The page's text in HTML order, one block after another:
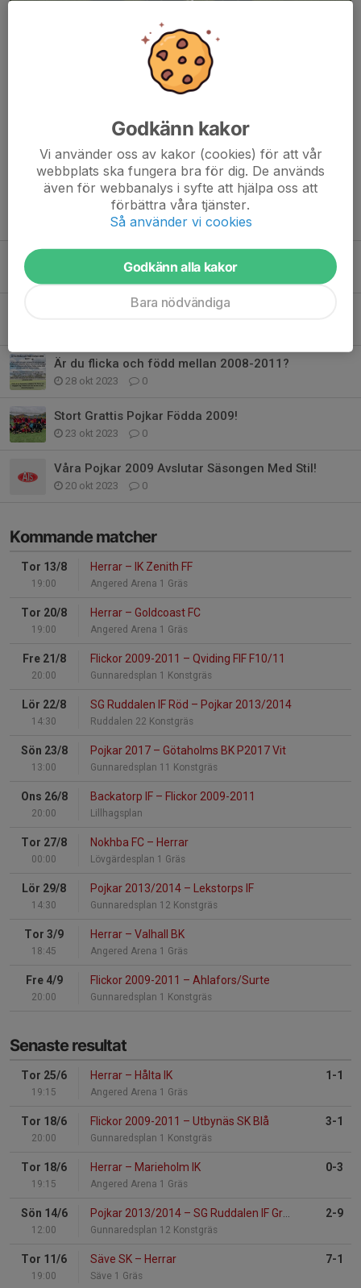
Angereds IS har sedan 2024 startat upp sin seniorverksamhet
i olika åldrar och två ledare.
De tränar 1-2 gånger i veckan, främst på...
Läs mer
Välkommen till Angereds IS Juniorlag för pojkar!
Vi startar juniorer för pojkar!
Är du flicka och född mellan 2008-2011?
28 okt 2023 0
Stort Grattis Pojkar Födda 2009!
23 okt 2023 0
Våra Pojkar 2009 Avslutar Säsongen Med Stil!
20 okt 2023 0
Kommande matcher
Tor 13/8
19:00
Herrar – IK Zenith FF
Angered Arena 1 Gräs
Tor 20/8
19:00
Herrar – Goldcoast FC
Angered Arena 1 Gräs
Fre 21/8
20:00
Flickor 2009-2011 – Qviding FIF F10/11
Gunnaredsplan 1 Konstgräs
Lör 22/8
14:30
SG Ruddalen IF Röd – Pojkar 2013/2014
Ruddalen 22 Konstgräs
Sön 23/8
13:00
Pojkar 2017 – Götaholms BK P2017 Vit
Gunnaredsplan 11 Konstgräs
Ons 26/8
20:00
Backatorp IF – Flickor 2009-2011
Lillhagsplan
Tor 27/8
00:00
Nokhba FC – Herrar
Lövgärdesplan 1 Gräs
Lör 29/8
14:30
Pojkar 2013/2014 – Lekstorps IF
Gunnaredsplan 12 Konstgräs
Tor 3/9
18:45
Herrar – Valhall BK
Angered Arena 1 Gräs
Fre 4/9
20:00
Flickor 2009-2011 – Ahlafors/Surte
Gunnaredsplan 1 Konstgräs
Senaste resultat
Tor 25/6
19:15
Herrar – Hålta IK
Angered Arena 1 Gräs
1-1
Tor 18/6
20:00
Flickor 2009-2011 – Utbynäs SK Blå
Gunnaredsplan 1 Konstgräs
3-1
Tor 18/6
19:15
Herrar – Marieholm IK
Angered Arena 1 Gräs
0-3
Sön 14/6
12:00
Pojkar 2013/2014 – SG Ruddalen IF Grön
Gunnaredsplan 12 Konstgräs
2-9
Tor 11/6
19:00
Säve SK – Herrar
Säve 1 Gräs
7-1
Godkänn kakor
Vi använder oss av kakor (cookies) för att vår
webbplats ska fungera bra för dig. De används
även för webbanalys i syfte att hjälpa oss att
förbättra våra tjänster.
Så använder vi cookies
Godkänn alla kakor
Bara nödvändiga